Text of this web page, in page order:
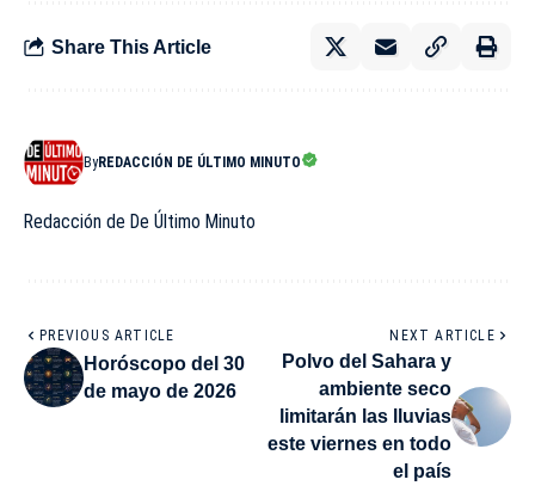
Share This Article
ByREDACCIÓN DE ÚLTIMO MINUTO
Redacción de De Último Minuto
PREVIOUS ARTICLE
Horóscopo del 30
de mayo de 2026
NEXT ARTICLE
Polvo del Sahara y
ambiente seco
limitarán las lluvias
este viernes en todo
el país